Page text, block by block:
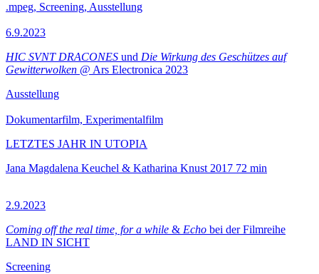
.mpeg, Screening, Ausstellung
6.9.2023
HIC SVNT DRACONES und Die Wirkung des Geschützes auf
Gewitterwolken @ Ars Electronica 2023
Ausstellung
Dokumentarfilm, Experimentalfilm
LETZTES JAHR IN UTOPIA
Jana Magdalena Keuchel & Katharina Knust 2017 72 min
2.9.2023
Coming off the real time, for a while & Echo bei der Filmreihe
LAND IN SICHT
Screening